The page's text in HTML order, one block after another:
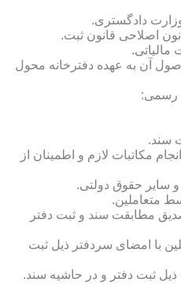
آن به عهده دفترخانه محول
رسمی:
مکاتبات لازم و اطمینان از
مطابقت سند و ثبت دفتر
با امضای سردفتر ذیل ثبت